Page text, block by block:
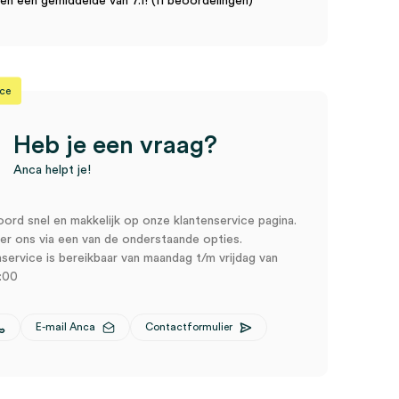
Heb je een vraag?
Anca helpt je!
snel en makkelijk op onze klantenservice pagina.
ons via een van de onderstaande opties.
is bereikbaar van maandag t/m vrijdag van
E-mail Anca Contactformulier